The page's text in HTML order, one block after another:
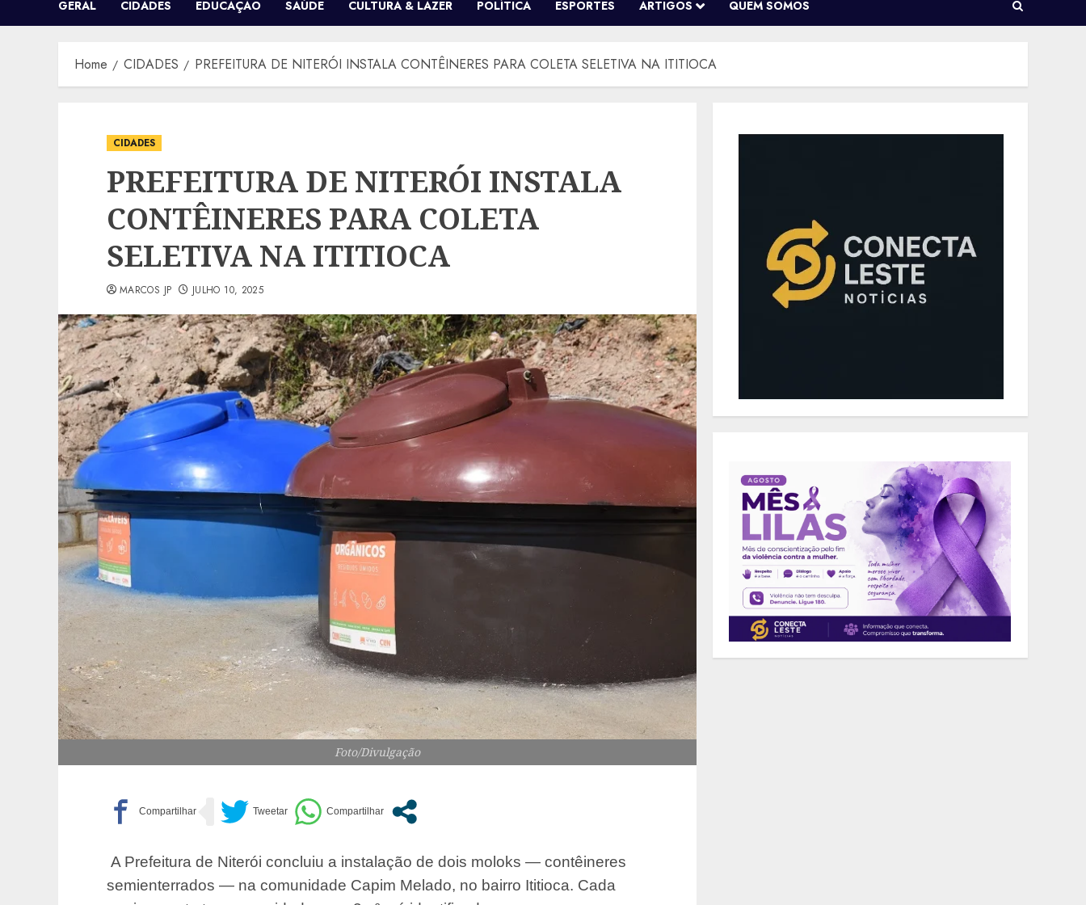
GERAL CIDADES EDUCAÇÃO SAÚDE CULTURA & LAZER POLÍTICA ESPORTES ARTIGOS QUEM SOMOS
Home CIDADES PREFEITURA DE NITERÓI INSTALA CONTÊINERES PARA COLETA SELETIVA NA ITITIOCA
CIDADES
PREFEITURA DE NITERÓI INSTALA
CONTÊINERES PARA COLETA
SELETIVA NA ITITIOCA
MARCOS JP JULHO 10, 2025
Foto/Divulgação
A Prefeitura de Niterói concluiu a instalação de dois moloks — contêineres
semienterrados — na comunidade Capim Melado, no bairro Ititioca. Cada